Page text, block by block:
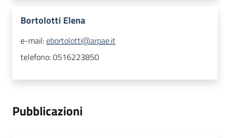
Bortolotti Elena
e-mail:ebortolotti@arpae.it
telefono:0516223850
Pubblicazioni